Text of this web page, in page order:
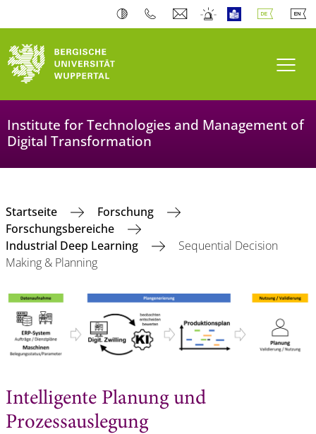
Institute for Technologies and Management of
Digital Transformation
Startseite
Forschung
Forschungsbereiche
Industrial Deep Learning
Sequential Decision
Making & Planning
Intelligente Planung und
Prozessauslegung